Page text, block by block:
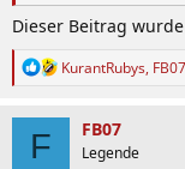
Dieser Beitrag
R
k
KurantRubys, FB07
F FB07
Legende